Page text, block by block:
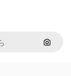
画像で